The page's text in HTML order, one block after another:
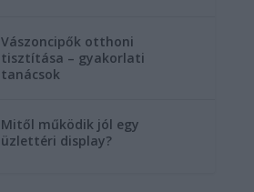
Vászoncipők otthoni
tisztítása – gyakorlati
tanácsok
Mitől működik jól egy
üzlettéri display?